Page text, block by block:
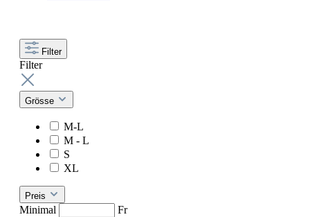
Filter
Filter
Grösse
M-L
M - L
S
XL
Preis
Minimal
Fr